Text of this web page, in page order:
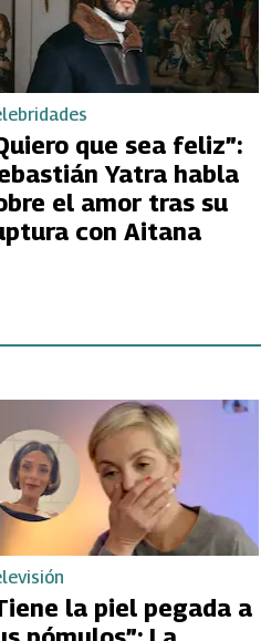
que sea feliz”:
Yatra habla
el amor tras su
con Aitana
la piel pegada a